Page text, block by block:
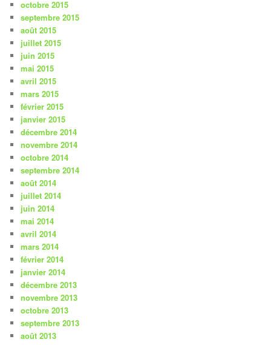
octobre 2015
septembre 2015
août 2015
juillet 2015
juin 2015
mai 2015
avril 2015
mars 2015
février 2015
janvier 2015
décembre 2014
novembre 2014
octobre 2014
septembre 2014
août 2014
juillet 2014
juin 2014
mai 2014
avril 2014
mars 2014
février 2014
janvier 2014
décembre 2013
novembre 2013
octobre 2013
septembre 2013
août 2013